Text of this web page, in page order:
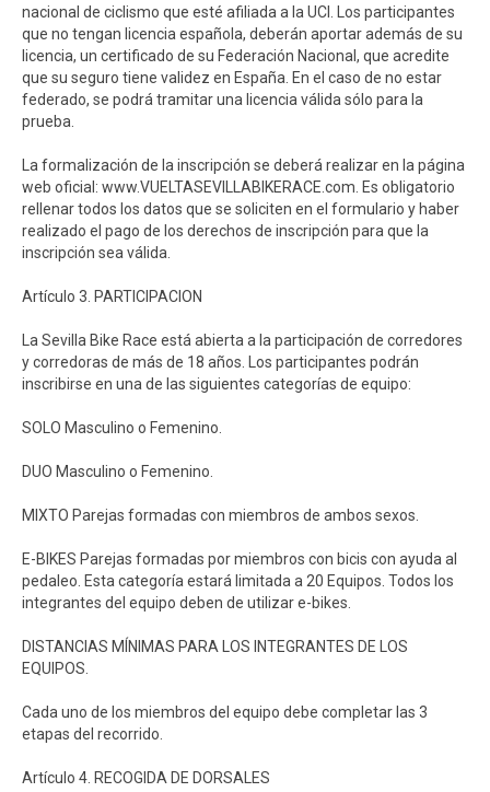
nacional de ciclismo que esté afiliada a la UCI. Los participantes
que no tengan licencia española, deberán aportar además de su
licencia, un certificado de su Federación Nacional, que acredite
que su seguro tiene validez en España. En el caso de no estar
federado, se podrá tramitar una licencia válida sólo para la
prueba.
La formalización de la inscripción se deberá realizar en la página
web oficial: www.VUELTASEVILLABIKERACE.com. Es obligatorio
rellenar todos los datos que se soliciten en el formulario y haber
realizado el pago de los derechos de inscripción para que la
inscripción sea válida.
Artículo 3. PARTICIPACION
La Sevilla Bike Race está abierta a la participación de corredores
y corredoras de más de 18 años. Los participantes podrán
inscribirse en una de las siguientes categorías de equipo:
SOLO Masculino o Femenino.
DUO Masculino o Femenino.
MIXTO Parejas formadas con miembros de ambos sexos.
E-BIKES Parejas formadas por miembros con bicis con ayuda al
pedaleo. Esta categoría estará limitada a 20 Equipos. Todos los
integrantes del equipo deben de utilizar e-bikes.
DISTANCIAS MÍNIMAS PARA LOS INTEGRANTES DE LOS
EQUIPOS.
Cada uno de los miembros del equipo debe completar las 3
etapas del recorrido.
Artículo 4. RECOGIDA DE DORSALES